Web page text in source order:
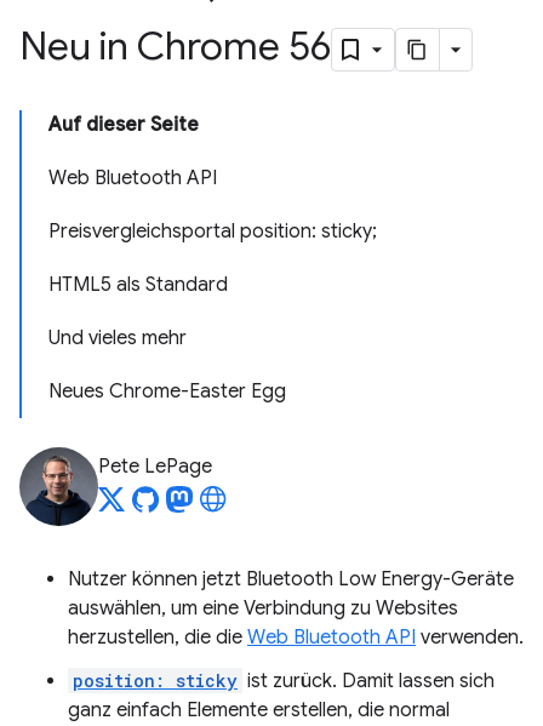
Neu in Chrome 56
Auf dieser Seite
Web Bluetooth API
Preisvergleichsportal position: sticky;
HTML5 als Standard
Und vieles mehr
Neues Chrome-Easter Egg
Pete LePage
Nutzer können jetzt Bluetooth Low Energy-Geräte
auswählen, um eine Verbindung zu Websites
herzustellen, die die Web Bluetooth API verwenden.
position: sticky ist zurück. Damit lassen sich
ganz einfach Elemente erstellen, die normal